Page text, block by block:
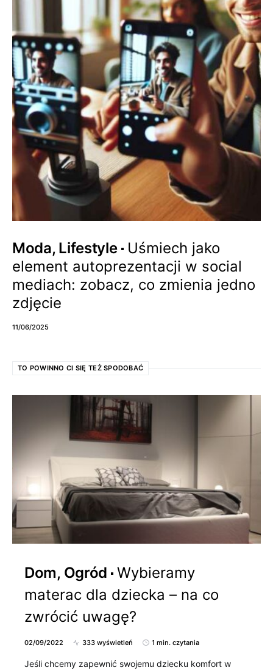
Moda, Lifestyle
Uśmiech jako
element autoprezentacji w social
mediach: zobacz, co zmienia jedno
zdjęcie
11/06/2025
TO POWINNO CI SIĘ TEŻ SPODOBAĆ
Dom, Ogród Wybieramy
materac dla dziecka – na co
zwrócić uwagę?
02/09/2022 333 wyświetleń 1 min. czytania
Jeśli chcemy zapewnić swojemu dziecku komfort w